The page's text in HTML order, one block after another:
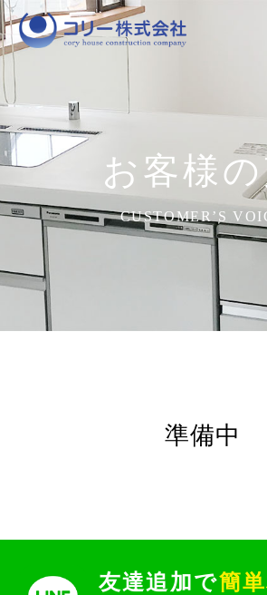
ホーム
ニュース
053-433-3808
お客様
CUSTOMER’S
準備中
友達追加で簡